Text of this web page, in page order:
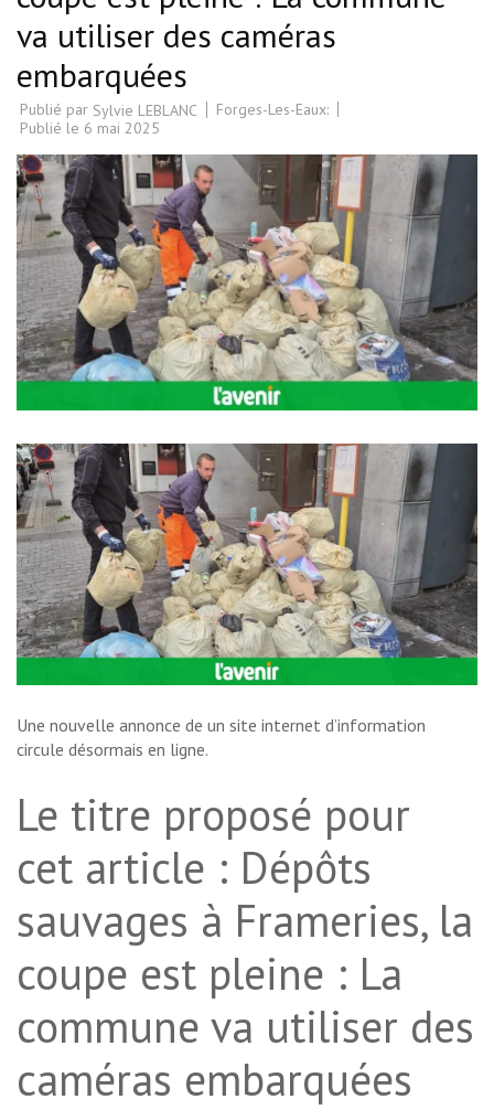
va utiliser des caméras
embarquées
Publié par Sylvie LEBLANC
Forges-Les-Eaux:
Publié le 6 mai 2025
Une nouvelle annonce de un site internet d’information
circule désormais en ligne.
Le titre proposé pour
cet article : Dépôts
sauvages à Frameries, la
coupe est pleine : La
commune va utiliser des
caméras embarquées